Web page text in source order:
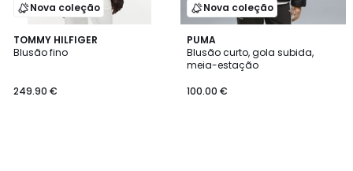
Nova coleção
TOMMY HILFIGER
Blusão fino
249.90 €
Nova coleção
PUMA
Blusão curto, gola subida,
meia-estação
100.00 €